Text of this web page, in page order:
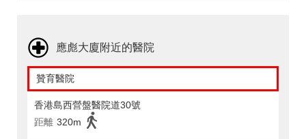
應彪大廈附近的醫院
贊育醫院
香港島西營盤醫院道30號
距離 320m